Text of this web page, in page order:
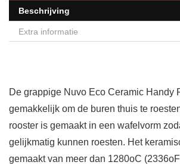
Beschrijving
Extra informatie
De grappige Nuvo Eco Ceramic Handy
gemakkelijk om de buren thuis te
rooster is gemaakt in een wafelvorm
gelijkmatig kunnen roesten. Het
gemaakt van meer dan 1280oC